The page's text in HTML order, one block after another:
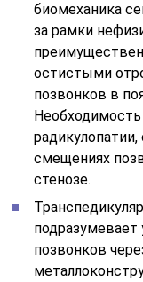
биомеханика
за рамки
остистыми
позвонков в
смещениях
стенозе.
позвонков